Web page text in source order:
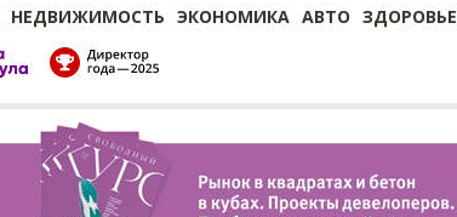
НЕДВИЖИМОСТЬ ЭКОНОМИКА АВТО ЗДОРОВЬЕ